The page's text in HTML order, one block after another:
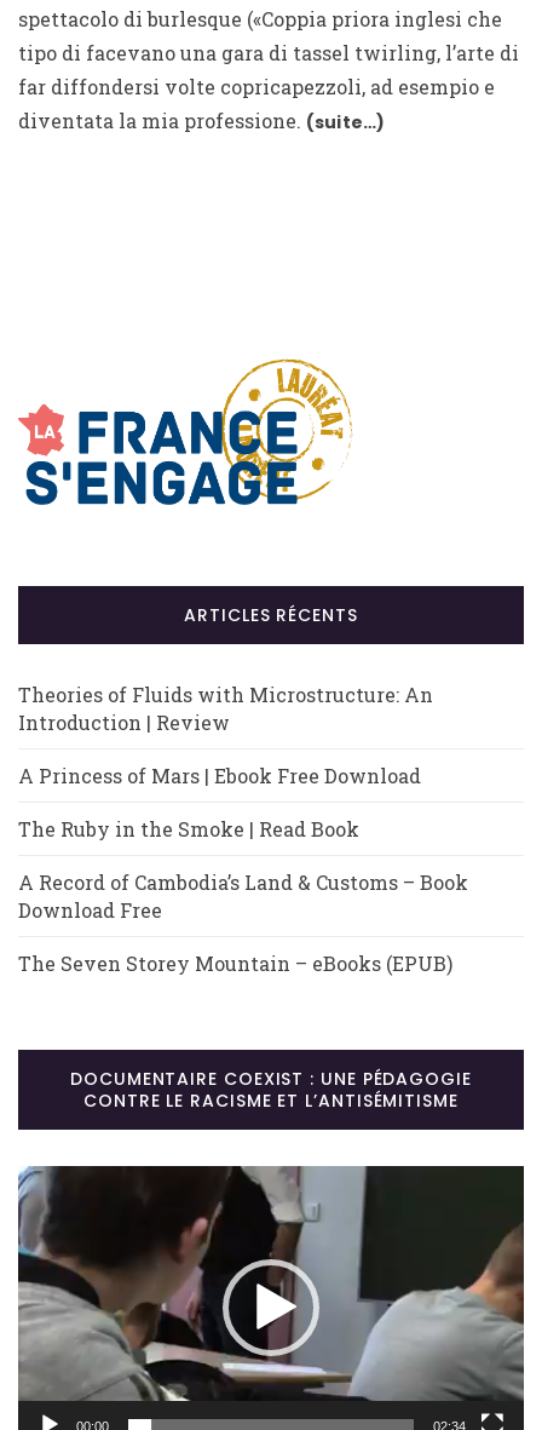
spettacolo di burlesque («Coppia priora inglesi che
tipo di facevano una gara di tassel twirling, l’arte di
far diffondersi volte copricapezzoli, ad esempio e
diventata la mia professione. (suite…)
ARTICLES RÉCENTS
Theories of Fluids with Microstructure: An
Introduction | Review
A Princess of Mars | Ebook Free Download
The Ruby in the Smoke | Read Book
A Record of Cambodia’s Land & Customs – Book
Download Free
The Seven Storey Mountain – eBooks (EPUB)
DOCUMENTAIRE COEXIST : UNE PÉDAGOGIE
CONTRE LE RACISME ET L’ANTISÉMITISME
Lecteur
vidéo
00:00 02:34